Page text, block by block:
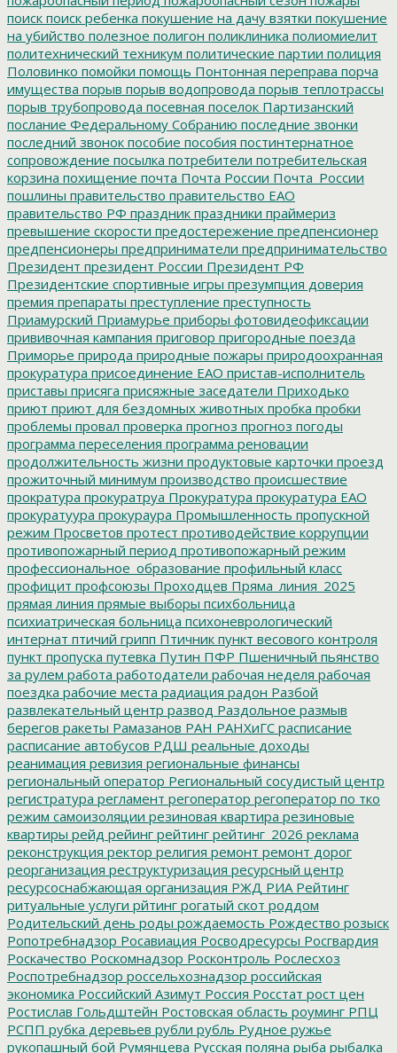
поиск поиск ребенка покушение на дачу взятки покушение
на убийство полезное полигон поликлиника полиомиелит
политехнический техникум политические партии полиция
Половинко помойки помощь Понтонная переправа порча
имущества порыв порыв водопровода порыв теплотрассы
порыв трубопровода посевная поселок Партизанский
послание Федеральному Собранию последние звонки
последний звонок пособие пособия постинтернатное
сопровождение посылка потребители потребительская
корзина похищение почта Почта России Почта_России
пошлины правительство правительство ЕАО
правительство РФ праздник праздники праймериз
превышение скорости предостережение предпенсионер
предпенсионеры предприниматели предпринимательство
Президент президент России Президент РФ
Президентские спортивные игры презумпция доверия
премия препараты преступление преступность
Приамурский Приамурье приборы фотовидеофиксации
прививочная кампания приговор пригородные поезда
Приморье природа природные пожары природоохранная
прокуратура присоединение ЕАО пристав-исполнитель
приставы присяга присяжные заседатели Приходько
приют приют для бездомных животных пробка пробки
проблемы провал проверка прогноз прогноз погоды
программа переселения программа реновации
продолжительность жизни продуктовые карточки проезд
прожиточный минимум производство происшествие
прократура прокуратруа Прокуратура прокуратура ЕАО
прокуратуура прокураура Промышленность пропускной
режим Просветов протест противодействие коррупции
противопожарный период противопожарный режим
профессиональное_образование профильный класс
профицит профсоюзы Проходцев Пряма_линия_2025
прямая линия прямые выборы психбольница
психиатрическая больница психоневрологический
интернат птичий грипп Птичник пункт весового контроля
пункт пропуска путевка Путин ПФР Пшеничный пьянство
за рулем работа работодатели рабочая неделя рабочая
поездка рабочие места радиация радон Разбой
развлекательный центр развод Раздольное размыв
берегов ракеты Рамазанов РАН РАНХиГС расписание
расписание автобусов РДШ реальные доходы
реанимация ревизия региональные финансы
региональный оператор Региональный сосудистый центр
регистратура регламент регоператор регоператор по тко
режим самоизоляции резиновая квартира резиновые
квартиры рейд рейинг рейтинг рейтинг_2026 реклама
реконструкция ректор религия ремонт ремонт дорог
реорганизация реструктуризация ресурсный центр
ресурсоснабжающая организация РЖД РИА Рейтинг
ритуальные услуги рйтинг рогатый скот роддом
Родительский день роды рождаемость Рождество розыск
Ропотребнадзор Росавиация Росводресурсы Росгвардия
Роскачество Роскомнадзор Росконтроль Рослесхоз
Роспотребнадзор россельхознадзор российская
экономика Российский Азимут Россия Росстат рост цен
Ростислав Гольдштейн Ростовская область роуминг РПЦ
РСПП рубка деревьев рубли рубль Рудное ружье
рукопашный бой Румянцева Русская поляна рыба рыбалка